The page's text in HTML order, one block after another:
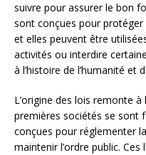
suivre pour assurer le bon
sont conçues pour
et elles peuvent être
activités ou interdire
à l’histoire de l’humanité et
L’origine des lois remonte
premières sociétés se sont
conçues pour réglementer
maintenir l’ordre public.